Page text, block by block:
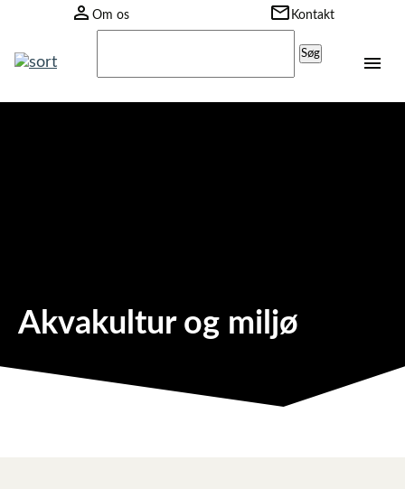
Om os Kontakt
Akvakultur og miljø